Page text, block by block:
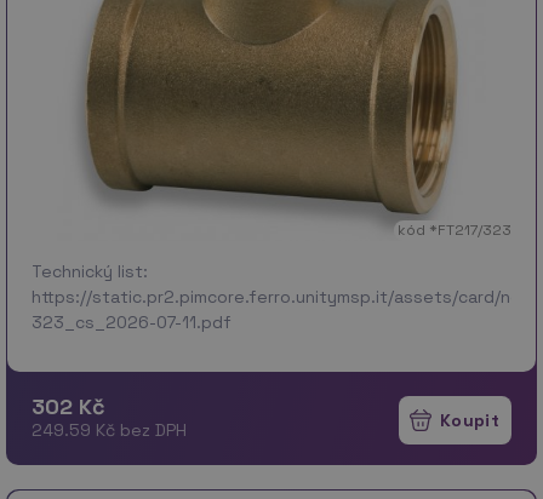
kód *FT217/323
Technický list:
https://static.pr2.pimcore.ferro.unitymsp.it/assets/card/
323_cs_2026-07-11.pdf
302 Kč
249.59 Kč bez DPH